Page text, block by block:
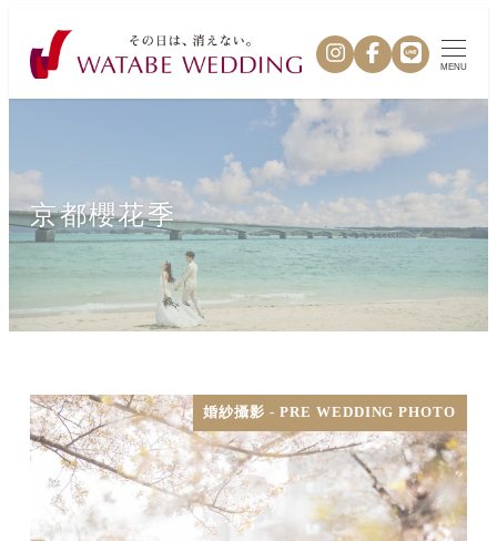
MENU
京都櫻花季
婚紗攝影 - PRE WEDDING PHOTO